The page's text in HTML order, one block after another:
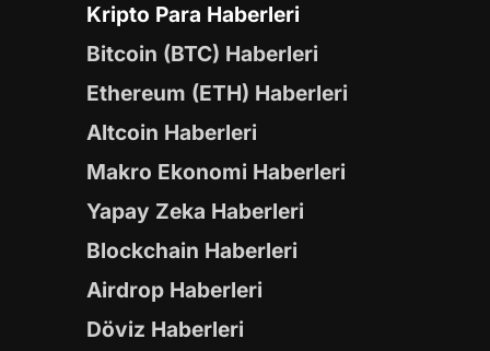
Kripto Para Haberleri
Bitcoin (BTC) Haberleri
Ethereum (ETH) Haberleri
Altcoin Haberleri
Makro Ekonomi Haberleri
Yapay Zeka Haberleri
Blockchain Haberleri
Airdrop Haberleri
Döviz Haberleri